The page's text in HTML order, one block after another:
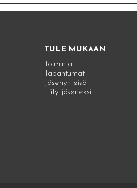
TULE MUKAAN
Toiminta
Tapahtumat
Jäsenyhteisöt
Liity jäseneksi